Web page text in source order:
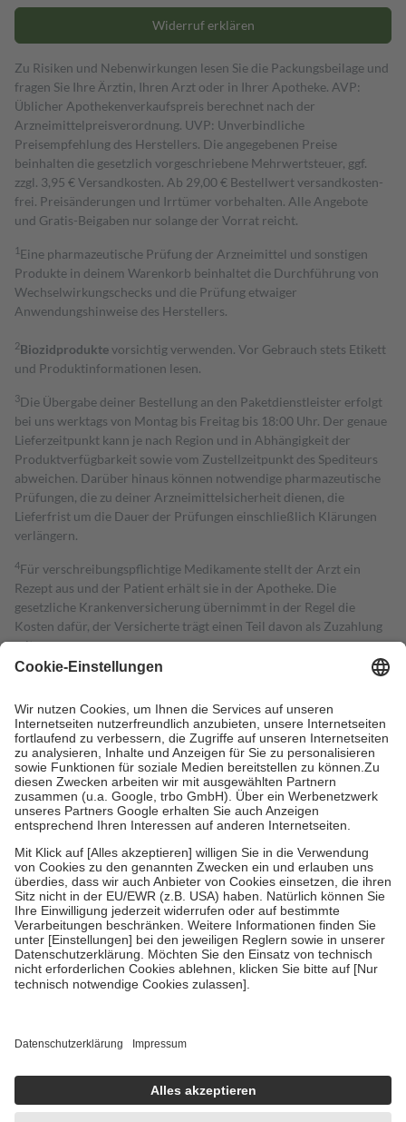
Widerruf erklären
Zu Risiken und Nebenwirkungen lesen Sie die Packungsbeilage und
fragen Sie Ihre Ärztin, Ihren Arzt oder in Ihrer Apotheke. AVP:
Üblicher Apothekenverkaufspreis berechnet nach der
Arzneimittelpreisverordnung. UVP: Unverbindliche
Preisempfehlung des Herstellers. Die angegebenen Preise
beinhalten die gesetzlich vorgeschriebene Mehrwertsteuer, ggf.
zzgl. 3,95 € Versandkosten. Ab 29,00 € Bestell­wert versand­kosten­
frei. Preisänderungen und Irrtümer vorbehalten. Alle Angebote
und Gratis-Beigaben nur solange der Vorrat reicht.
1 Eine pharmazeutische Prüfung der Arzneimittel und sonstigen
Produkte in deinem Warenkorb beinhaltet die Durchführung von
Wechselwirkungschecks und die Prüfung etwaiger
Anwendungshinweise des Herstellers.
2Biozidproduktevorsichtig verwenden. Vor Gebrauch stets Etikett
und Produktinformationen lesen.
3Die Übergabe deiner Bestellung an den Paketdienstleister erfolgt
bei uns werktags von Montag bis Freitag bis 18:00 Uhr. Der genaue
Lieferzeitpunkt kann je nach Region und in Abhängigkeit der
Produktverfügbarkeit sowie vom Zustellzeitpunkt des Spediteurs
abweichen. Darüber hinaus können notwendige pharmazeutische
Prüfungen, die zu deiner Arzneimittelsicherheit dienen, die
Lieferfrist um die Dauer der Prüfungen einschließlich Klärungen
verlängern.
4Für verschreibungspflichtige Medikamente stellt der Arzt ein
Rezept aus und der Patient erhält sie in der Apotheke. Die
gesetzliche Krankenversicherung übernimmt in der Regel die
Kosten dafür, der Versicherte trägt einen Teil davon als Zuzahlung
mit.
Grundsätzlich leisten Mitglieder Zuzahlungen in Höhe von zehn
höchstens zehn Euro.
Es sind jedoch nie mehr als die tatsächlichen
Kosten der Leistung zu entrichten.
Diese Regeln gelten grundsätzlich auch für Online-Apotheken.
Bei Heilmitteln und häuslicher Krankenpflege beträgt die
Zuzahlung zehn Prozent der Kosten sowie zehn Euro je
Verordnung.
Um das Engagement der Versicherten für ihre eigene Gesundheit zu
stärken und die besondere Stellung der Familie zu unterstützen,
fallenkeine Zuzahlungenan bei:
• Kindern und Jugendlichen bis zum vollendeten 18. Lebensjahr
mit Ausnahme der Fahrkosten
• Untersuchungen zur Vorsorge und Früherkennung, die von der
GKV getragen werden
• empfohlenen Schutzimpfungen
• Harn- und Blutteststreifen
getroffen, um sicherzustellen, dass es sich um echte Bewertungen
https://help.etrusted.com/hc/de/articles/4419944605341
Einige Bilder und Inhalte wurden unter Zuhilfenahme künstlicher